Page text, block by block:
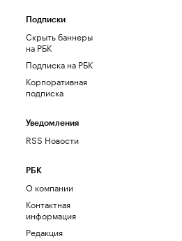
Подписки
Скрыть баннеры
на РБК
Подписка на РБК
Корпоративная
подписка
Уведомления
RSS Новости
РБК
О компании
Контактная
информация
Редакция